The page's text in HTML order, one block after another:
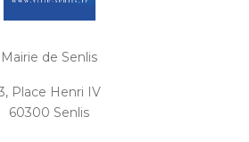
Mairie de Senlis
Place Henri IV
60300 Senlis